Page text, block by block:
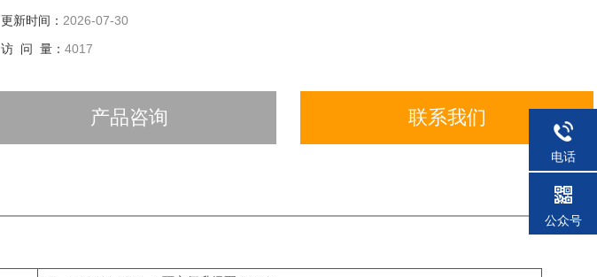
更新时间： 2026-07-30
访 问 量： 4017
产品咨询 联系我们
电话
公众号